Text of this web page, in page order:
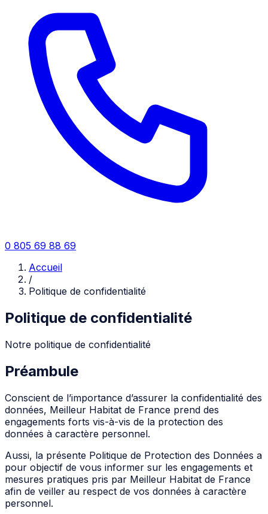
0 805 69 88 69
Accueil
/
Politique de confidentialité
Politique de confidentialité
Notre politique de confidentialité
Préambule
Conscient de l’importance d’assurer la confidentialité des
données, Meilleur Habitat de France prend des
engagements forts vis-à-vis de la protection des
données à caractère personnel.
Aussi, la présente Politique de Protection des Données a
pour objectif de vous informer sur les engagements et
mesures pratiques pris par Meilleur Habitat de France
afin de veiller au respect de vos données à caractère
personnel.